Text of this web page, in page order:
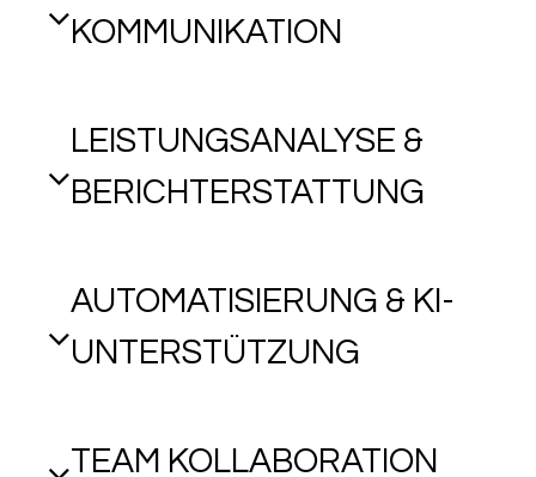
KOMMUNIKATION
LEISTUNGSANALYSE &
BERICHTERSTATTUNG
AUTOMATISIERUNG & KI-
UNTERSTÜTZUNG
TEAM KOLLABORATION